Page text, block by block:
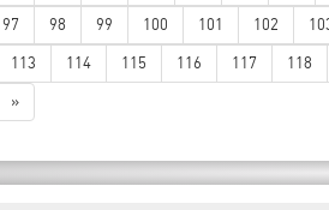
97 98 99 100 101 102
113 114 115 116 117 118
»